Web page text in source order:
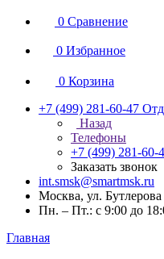
0 Сравнение
0 Избранное
0 Корзина
+7 (499) 281-60-47
Назад
Телефоны
+7 (499) 281-60-
Заказать звонок
int.smsk@smartmsk.ru
Москва, ул.
Пн. – Пт.: с 9:00 до
Главная